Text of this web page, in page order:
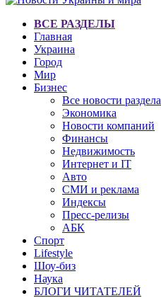
ВСЕ РАЗДЕЛЫ
Главная
Украина
Город
Мир
Бизнес
Все новости раздела
Экономика
Новости компаний
Финансы
Недвижимость
Интернет и IT
Авто
СМИ и реклама
Индексы
Пресс-релизы
АБК
Спорт
Lifestyle
Шоу-биз
Наука
БЛОГИ ЧИТАТЕЛЕЙ